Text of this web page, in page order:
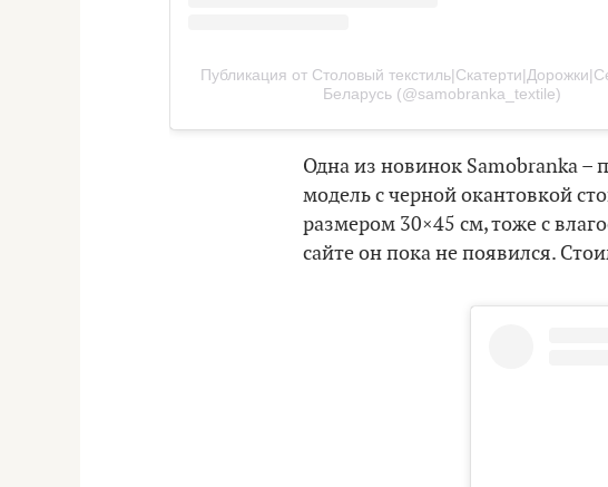
Публикация от Столовый
Беларусь (@samobranka_textile)
Одна из новинок Samobranka –
модель с черной окантовкой
размером 30×45 см, тоже с
сайте он пока не появился.